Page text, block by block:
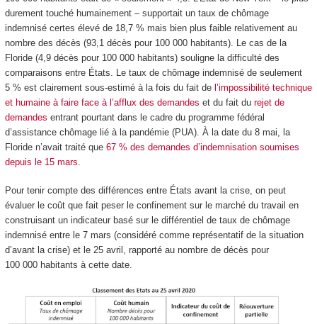
durement touché humainement – supportait un taux de chômage
indemnisé certes élevé de 18,7 % mais bien plus faible relativement au
nombre des décès (93,1 décès pour 100 000 habitants). Le cas de la
Floride (4,9 décès pour 100 000 habitants) souligne la difficulté des
comparaisons entre États. Le taux de chômage indemnisé de seulement
5 % est clairement sous-estimé à la fois du fait de l’impossibilité technique
et humaine à faire face à l’afflux des demandes et du fait du rejet de
demandes entrant pourtant dans le cadre du programme fédéral
d’assistance chômage lié à la pandémie (PUA). À la date du 8 mai, la
Floride n’avait traité que 67 % des demandes d’indemnisation soumises
depuis le 15 mars
Pour tenir compte des différences entre États avant la crise, on peut
évaluer le coût que fait peser le confinement sur le marché du travail en
construisant un indicateur basé sur le différentiel de taux de chômage
indemnisé entre le 7 mars (considéré comme représentatif de la situation
d’avant la crise) et le 25 avril, rapporté au nombre de décès pour
100 000 habitants à cette date.